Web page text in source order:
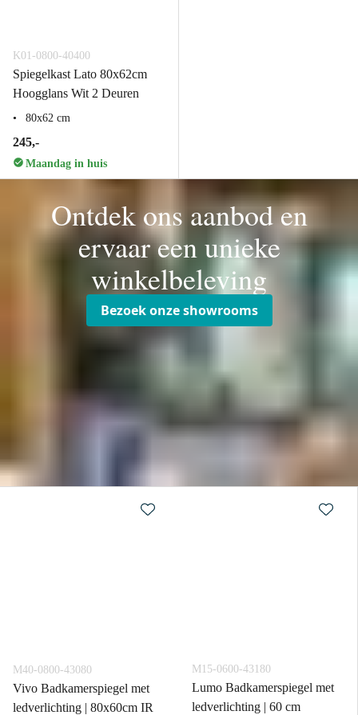
K01-0800-40400
Spiegelkast Lato 80x62cm
Hoogglans Wit 2 Deuren
80x62 cm
245,-
Maandag in huis
M40-0800-43080
Vivo Badkamerspiegel met
ledverlichting | 80x60cm IR
M15-0600-43180
Lumo Badkamerspiegel met
ledverlichting | 60 cm
Ontdek ons aanbod en
ervaar een unieke
winkelbeleving
Bezoek onze showrooms